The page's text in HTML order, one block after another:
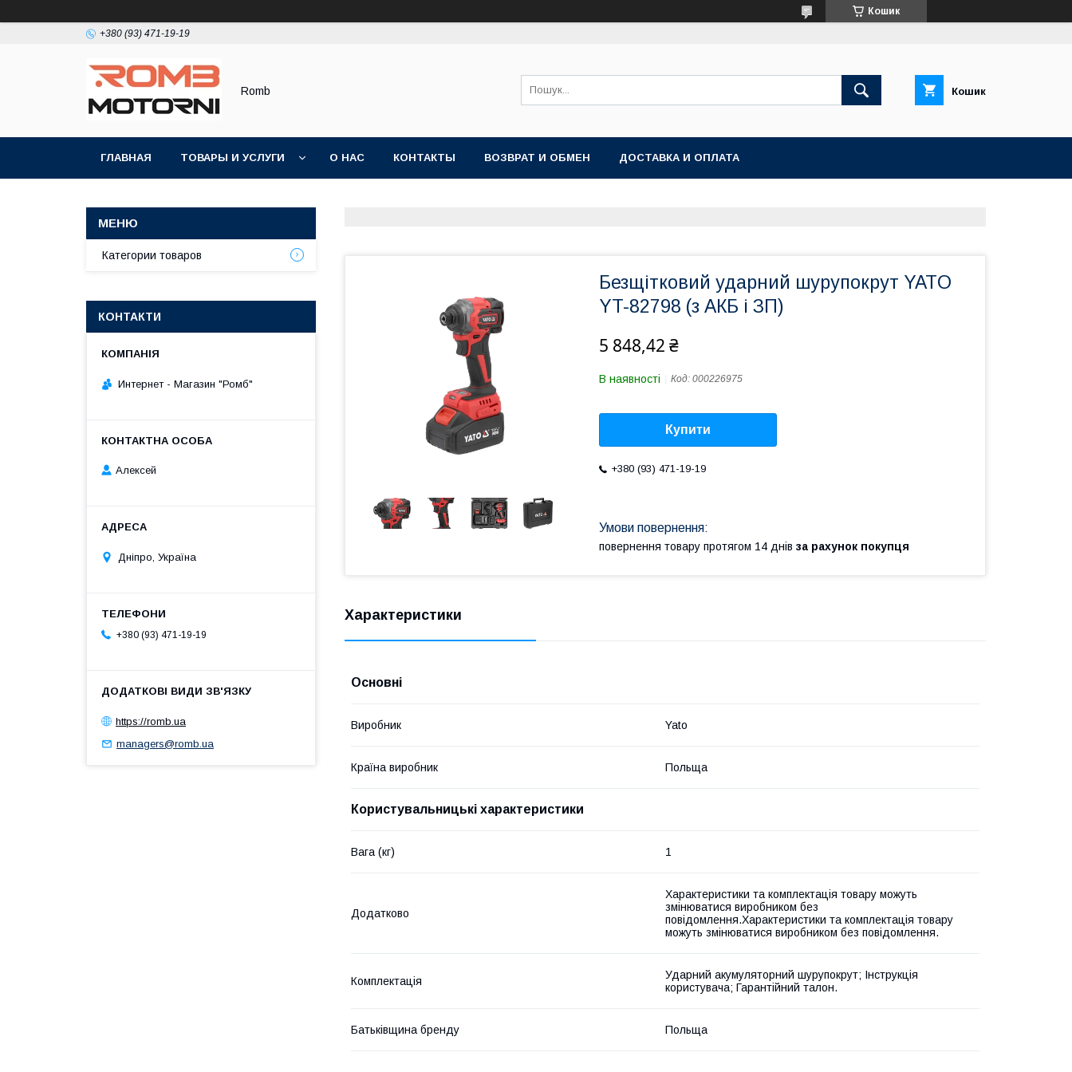
Кошик
+380 (93) 471-19-19
Romb Кошик
ГЛАВНАЯ ТОВАРЫ И УСЛУГИ О НАС КОНТАКТЫ ВОЗВРАТ И ОБМЕН ДОСТАВКА И ОПЛАТА
Безщітковий ударний шурупокрут YATO
YT-82798 (з АКБ і ЗП)
5 848,42 ₴
В наявності Код: 000226975
Купити
+380 (93) 471-19-19
повернення товару протягом 14 днів за рахунок покупця
Характеристики
Основні
Виробник Yato
Країна виробник Польща
Користувальницькі характеристики
Вага (кг) 1
Додатково
Характеристики та комплектація товару можуть
змінюватися виробником без
повідомлення.Характеристики та комплектація товару
можуть змінюватися виробником без повідомлення.
Комплектація
Ударний акумуляторний шурупокрут; Інструкція
користувача; Гарантійний талон.
Батьківщина бренду Польща
Категории товаров
КОНТАКТИ
Интернет - Магазин "Ромб"
Алексей
Дніпро, Україна
+380 (93) 471-19-19
https://romb.ua
managers@romb.ua